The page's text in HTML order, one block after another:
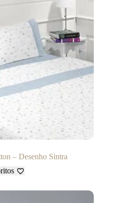
– Desenho Sintra